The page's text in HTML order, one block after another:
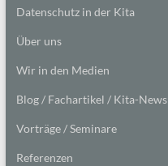
Datenschutz in der Kita
Über uns
Wir in den Medien
Blog / Fachartikel / Kita-News
Vorträge / Seminare
Referenzen